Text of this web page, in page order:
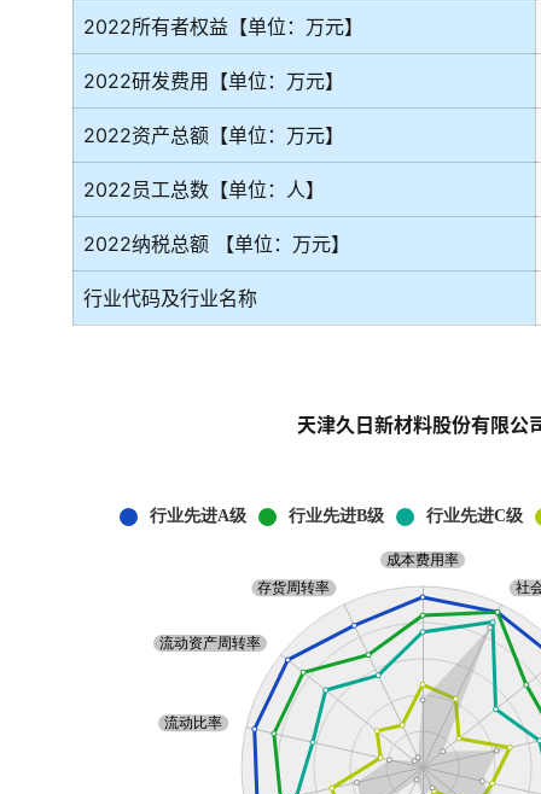
2022所有者权益【单位：万元】
2022研发费用【单位：万元】
2022资产总额【单位：万元】
2022员工总数【单位：人】
2022纳税总额 【单位：万元】
行业代码及行业名称
天津久日新材料股份有限公